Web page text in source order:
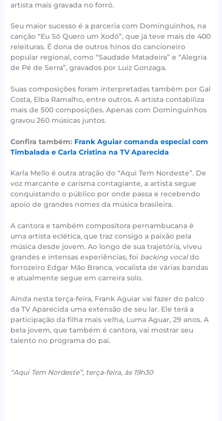
artista mais gravada no forró.
Seu maior sucesso é a parceria com Dominguinhos, na
canção “Eu Só Quero um Xodó”, que já teve mais de 400
releituras. É dona de outros hinos do cancioneiro
popular regional, como “Saudade Matadeira” e “Alegria
de Pé de Serra”, gravados por Luiz Gonzaga.
Suas composições foram interpretadas também por Gal
Costa, Elba Ramalho, entre outros. A artista contabiliza
mais de 500 composições. Apenas com Dominguinhos
gravou 260 músicas juntos.
Confira também: Frank Aguiar comanda especial com
Timbalada e Carla Cristina na TV Aparecida
Karla Mello é outra atração do “Aqui Tem Nordeste”. De
voz marcante e carisma contagiante, a artista segue
conquistando o público por onde passa e recebendo
apoio de grandes nomes da música brasileira.
A cantora e também compositora pernambucana é
uma artista eclética, que traz consigo a paixão pela
música desde jovem. Ao longo de sua trajetória, viveu
grandes e intensas experiências, foi backing vocaldo
forrozeiro Edgar Mão Branca, vocalista de várias bandas
e atualmente segue em carreira solo.
Ainda nesta terça-feira, Frank Aguiar vai fazer do palco
da TV Aparecida uma extensão de seu lar. Ele terá a
participação da filha mais velha, Luma Aguar, 29 anos. A
bela jovem, que também é cantora, vai mostrar seu
talento no programa do pai.
“Aqui Tem Nordeste”, terça-feira, às 19h30